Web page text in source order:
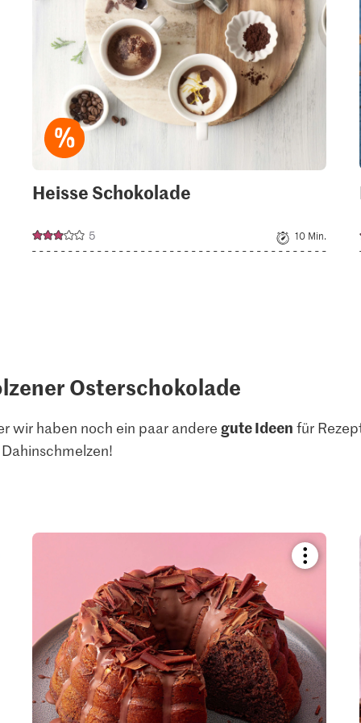
Heisse Schokolade
5 10 Min.
Osterschokolade
wir haben noch ein paar andere gute Ideen für
Bookmark
recipe
your
collections.